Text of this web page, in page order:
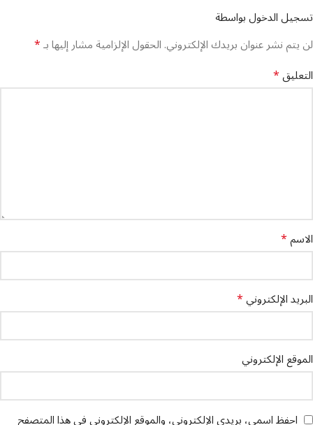
تسجيل الدخول بواسطة
لن يتم نشر عنوان بريدك الإلكتروني.الحقول الإلزامية مشار إليها بـ*
التعليق*
الاسم*
البريد الإلكتروني*
الموقع الإلكتروني
احفظ اسمي، بريدي الإلكتروني، والموقع الإلكتروني في هذا المتصفح